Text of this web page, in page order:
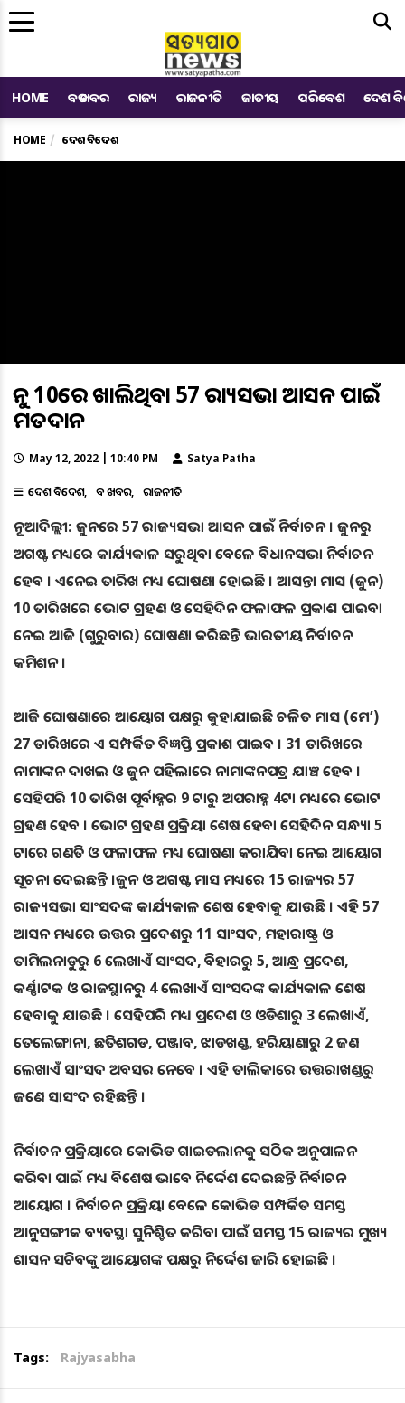
HOME ବଡ ଖବର ରାଜ୍ୟ ରାଜନୀତି ଜାତୀୟ ପରିବେଶ ଦେଶ
HOME ଦେଶ ବିଦେଶ
ଜୁନ 10ରେ ଖାଲିଥିବା 57 ରାଜ୍ୟସଭା ଆସନ ପାଇଁ
ମତଦାନ
May 12, 2022 | 10:40 PM Satya Patha
ଦେଶ ବିଦେଶ ବଡ ଖବର ରାଜନୀତି
ନୂଆଦିଲ୍ଲୀ: ଜୁନରେ 57 ରାଜ୍ୟସଭା ଆସନ ପାଇଁ ନିର୍ବାଚନ । ଜୁନରୁ
ଅଗଷ୍ଟ ମଧ୍ୟରେ କାର୍ଯ୍ୟକାଳ ସରୁଥିବା ବେଳେ ବିଧାନସଭା ନିର୍ବାଚନ
ହେବ । ଏନେଇ ତାରିଖ ମଧ୍ୟ ଘୋଷଣା ହୋଇଛି । ଆସନ୍ତା ମାସ (ଜୁନ)
10 ତାରିଖରେ ଭୋଟ ଗ୍ରହଣ ଓ ସେହିଦିନ ଫଳାଫଳ ପ୍ରକାଶ ପାଇବା
ନେଇ ଆଜି (ଗୁରୁବାର) ଘୋଷଣା କରିଛନ୍ତି ଭାରତୀୟ ନିର୍ବାଚନ
କମିଶନ ।
ଆଜି ଘୋଷଣାରେ ଆୟୋଗ ପକ୍ଷରୁ କୁହାଯାଇଛି ଚଳିତ ମାସ (ମେ’)
27 ତାରିଖରେ ଏ ସମ୍ପର୍କିତ ବିଜ୍ଞପ୍ତି ପ୍ରକାଶ ପାଇବ । 31 ତାରିଖରେ
ନାମାଙ୍କନ ଦାଖଲ ଓ ଜୁନ ପହିଲାରେ ନାମାଙ୍କନପତ୍ର ଯାଞ୍ଚ ହେବ ।
ସେହିପରି 10 ତାରିଖ ପୂର୍ବାହ୍ନର 9 ଟାରୁ ଅପରାହ୍ନ 4ଟା ମଧ୍ୟରେ ଭୋଟ
ଗ୍ରହଣ ହେବ । ଭୋଟ ଗ୍ରହଣ ପ୍ରକ୍ରିୟା ଶେଷ ହେବା ସେହିଦିନ ସନ୍ଧ୍ୟା 5
ଟାରେ ଗଣତି ଓ ଫଳାଫଳ ମଧ୍ୟ ଘୋଷଣା କରାଯିବା ନେଇ ଆୟୋଗ
ସୂଚନା ଦେଇଛନ୍ତି ।ଜୁନ ଓ ଅଗଷ୍ଟ ମାସ ମଧ୍ୟରେ 15 ରାଜ୍ୟର 57
ରାଜ୍ୟସଭା ସାଂସଦଙ୍କ କାର୍ଯ୍ୟକାଳ ଶେଷ ହେବାକୁ ଯାଉଛି । ଏହି 57
ଆସନ ମଧ୍ୟରେ ଉତ୍ତର ପ୍ରଦେଶରୁ 11 ସାଂସଦ, ମହାରାଷ୍ଟ୍ର ଓ
ତାମିଲନାଡୁରୁ 6 ଲେଖାଏଁ ସାଂସଦ, ବିହାରରୁ 5, ଆନ୍ଧ୍ର ପ୍ରଦେଶ,
କର୍ଣ୍ଣାଟକ ଓ ରାଜସ୍ଥାନରୁ 4 ଲେଖାଏଁ ସାଂସଦଙ୍କ କାର୍ଯ୍ୟକାଳ ଶେଷ
ହେବାକୁ ଯାଉଛି । ସେହିପରି ମଧ୍ୟ ପ୍ରଦେଶ ଓ ଓଡିଶାରୁ 3 ଲେଖାଏଁ,
ତେଲେଙ୍ଗାନା, ଛତିଶଗଡ, ପଞ୍ଜାବ, ଝାଡଖଣ୍ଡ, ହରିୟାଣାରୁ 2 ଜଣ
ଲେଖାଏଁ ସାଂସଦ ଅବସର ନେବେ । ଏହି ତାଲିକାରେ ଉତ୍ତରାଖଣ୍ଡରୁ
ଜଣେ ସାସଂଦ ରହିଛନ୍ତି ।
ନିର୍ବାଚନ ପ୍ରକ୍ରିୟାରେ କୋଭିଡ ଗାଇଡଲାନକୁ ସଠିକ ଅନୁପାଳନ
କରିବା ପାଇଁ ମଧ୍ୟ ବିଶେଷ ଭାବେ ନିର୍ଦ୍ଦେଶ ଦେଇଛନ୍ତି ନିର୍ବାଚନ
ଆୟୋଗ । ନିର୍ବାଚନ ପ୍ରକ୍ରିୟା ବେଳେ କୋଭିଡ ସମ୍ପର୍କିତ ସମସ୍ତ
ଆନୁସଙ୍ଗୀକ ବ୍ୟବସ୍ଥା ସୁନିଶ୍ଚିତ କରିବା ପାଇଁ ସମସ୍ତ 15 ରାଜ୍ୟର ମୁଖ୍ୟ
ଶାସନ ସଚିବଙ୍କୁ ଆୟୋଗଙ୍କ ପକ୍ଷରୁ ନିର୍ଦ୍ଦେଶ ଜାରି ହୋଇଛି ।
Tags: Rajyasabha